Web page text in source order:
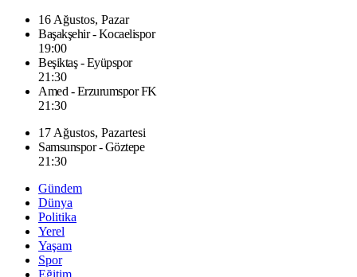
16 Ağustos, Pazar
Başakşehir - Kocaelispor
19:00
Beşiktaş - Eyüpspor
21:30
Amed - Erzurumspor FK
21:30
17 Ağustos, Pazartesi
Samsunspor - Göztepe
21:30
Gündem
Dünya
Politika
Yerel
Yaşam
Spor
Eğitim